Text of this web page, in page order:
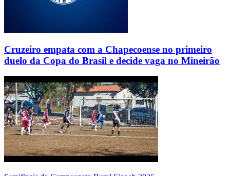
Cruzeiro empata com a Chapecoense no primeiro
duelo da Copa do Brasil e decide vaga no Mineirão